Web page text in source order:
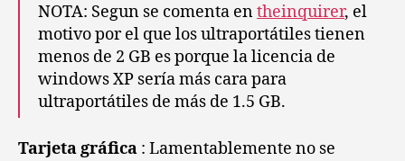
NOTA: Segun se comenta entheinquirer, el
motivo por el que los ultraportátiles tienen
menos de 2 GB es porque la licencia de
windows XP sería más cara para
ultraportátiles de más de 1.5 GB.
Tarjeta gráfica : Lamentablemente no se